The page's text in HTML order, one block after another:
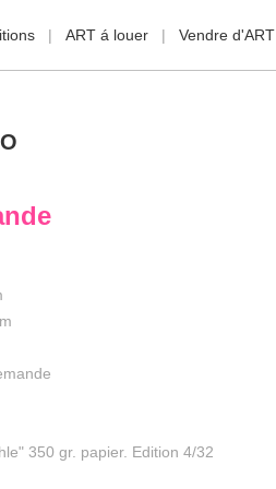
ART á louer Vendre d'ART
350 gr. papier. Edition 4/32